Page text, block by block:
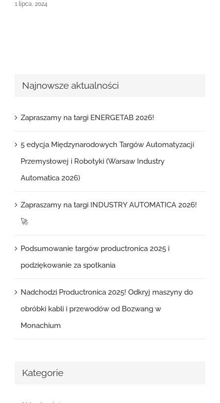
1 lipca, 2024
Najnowsze aktualności
Zapraszamy na targi ENERGETAB 2026!
5 edycja Międzynarodowych Targów Automatyzacji
Przemysłowej i Robotyki (Warsaw Industry
Automatica 2026)
Zapraszamy na targi INDUSTRY AUTOMATICA 2026!
🚀
Podsumowanie targów productronica 2025 i
podziękowanie za spotkania
Nadchodzi Productronica 2025! Odkryj maszyny do
obróbki kabli i przewodów od Bozwang w
Monachium
Kategorie